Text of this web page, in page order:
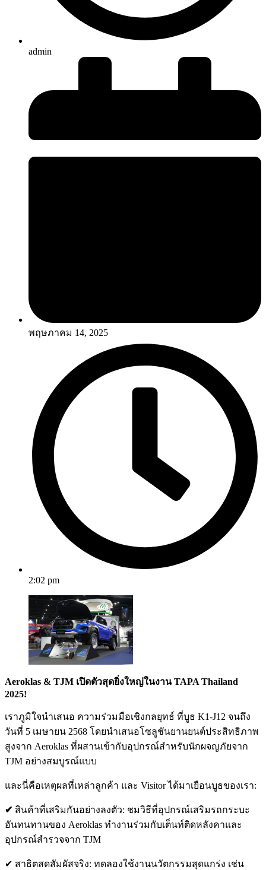
admin
พฤษภาคม 14, 2025
2:02 pm
Aeroklas & TJM เปิดตัวสุดยิ่งใหญ่ในงาน TAPA Thailand
2025!
เราภูมิใจนำเสนอ ความร่วมมือเชิงกลยุทธ์ ที่บูธ K1-J12 จนถึง
วันที่ 5 เมษายน 2568 โดยนำเสนอโซลูชันยานยนต์ประสิทธิภาพ
สูงจาก Aeroklas ที่ผสานเข้ากับอุปกรณ์สำหรับนักผจญภัยจาก
TJM อย่างสมบูรณ์แบบ
และนี่คือเหตุผลที่เหล่าลูกค้า และ Visitor ได้มาเยือนบูธของเรา:
✔ สินค้าที่เสริมกันอย่างลงตัว: ชมวิธีที่อุปกรณ์เสริมรถกระบะ
อันทนทานของ Aeroklas ทำงานร่วมกับเต็นท์ติดหลังคาและ
อุปกรณ์สำรวจจาก TJM
✔ สาธิตสดสัมผัสจริง: ทดลองใช้งานนวัตกรรมสุดแกร่ง เช่น